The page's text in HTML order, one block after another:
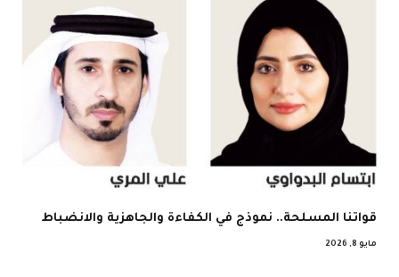
قواتنا المسلحة.. نموذج في الكفاءة والجاهزية والانضباط
مايو 8, 2026